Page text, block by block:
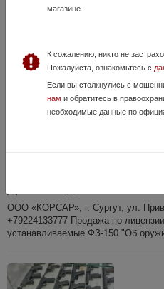
ООО «КОРСАР», г. Сургут, ул.
+79224133777 Продажа по
устанавливаемые ФЗ-150 "Об
магазине.
К сожалению, никто не
Пожалуйста, ознакомьтесь с
Если вы столкнулись с
нам и обратитесь в
необходимые данные по